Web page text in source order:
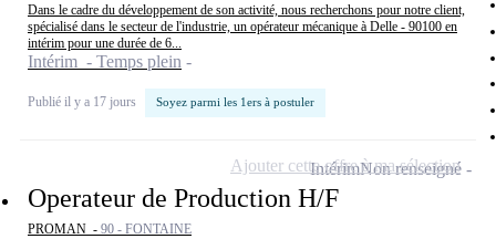
Dans le cadre du développement de son activité, nous recherchons pour notre client,
spécialisé dans le secteur de l'industrie, un opérateur mécanique à Delle - 90100 en
intérim pour une durée de 6...
Intérim - Temps plein
Publié il y a 17 jours Soyez parmi les 1ers à postuler
Operateur de Production H/F
PROMAN - 90 - FONTAINE
IntérimNon renseigné
Ajouter cette offre à ma sélection